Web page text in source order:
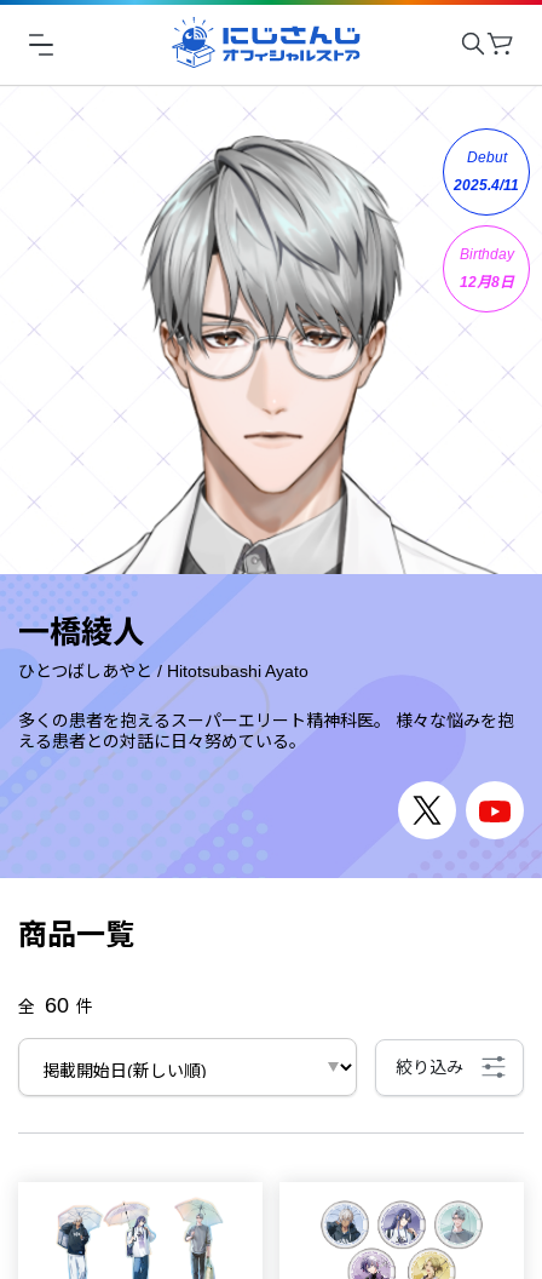
一橋綾人
ひとつばしあやと / Hitotsubashi Ayato
多くの患者を抱えるスーパーエリート精神科医。 様々な悩みを抱
える患者との対話に日々努めている。
Debut
2025.4/11
Birthday
12月8日
商品一覧
全 60 件
絞り込み